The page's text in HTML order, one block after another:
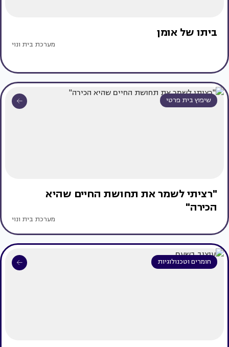
ביתו של אומן
מערכת בית ונוי
שיפוץ בית פרטי
"רציתי לשמר את תחושת החיים שהיא
הכירה"
מערכת בית ונוי
חומרים וטכנולוגיות